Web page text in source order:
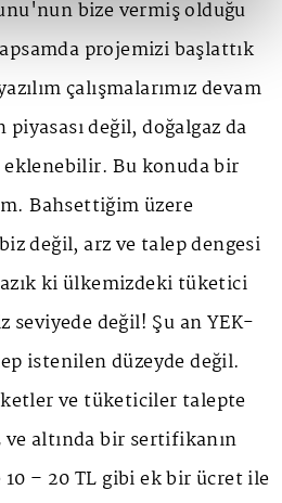
bize vermiş olduğu
projemizi başlattık
çalışmalarımız devam
değil, doğalgaz da
Bu konuda bir
Bahsettiğim üzere
değil, arz ve talep dengesi
ki ülkemizdeki tüketici
değil! Şu an YEK-
istenilen düzeyde değil.
ve tüketiciler talepte
altında bir sertifikanın
– 20 TL gibi ek bir ücret ile